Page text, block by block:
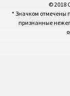
© 2018
* Значком отмечены
признанные